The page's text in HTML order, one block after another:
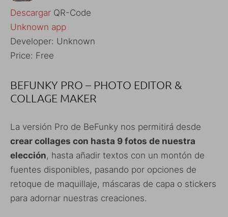
Descargar QR-Code
Unknown app
Developer: Unknown
Price: Free
BEFUNKY PRO – PHOTO EDITOR &
COLLAGE MAKER
La versión Pro de BeFunky nos permitirá desde
crear collages con hasta 9 fotos de nuestra
elección, hasta añadir textos con un montón de
fuentes disponibles, pasando por opciones de
retoque de maquillaje, máscaras de capa o stickers
para adornar nuestras creaciones.